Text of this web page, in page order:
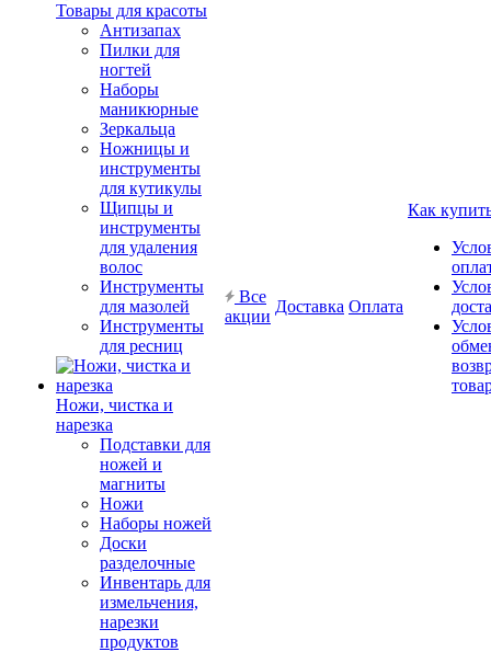
Товары для красоты
Антизапах
Пилки для
ногтей
Наборы
маникюрные
Зеркальца
Ножницы и
инструменты
для кутикулы
Щипцы и
инструменты
для удаления
волос
Инструменты
для мазолей
Инструменты
для ресниц
Ножи, чистка и
нарезка
Подставки для
ножей и
магниты
Ножи
Наборы ножей
Доски
разделочные
Инвентарь для
измельчения,
нарезки
продуктов
Все
акции
Доставка Оплата
Как